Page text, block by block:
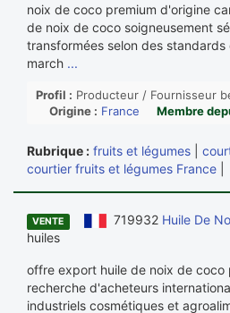
noix de coco premium d'origine
de noix de coco soigneusement
transformées selon des
march ...
Profil : Producteur / Fournisseur
Origine : France Membre
Rubrique : fruits et légumes
courtier fruits et légumes France
VENTE 719932 Huile De
huiles
offre export huile de noix de coco
recherche d'acheteurs
industriels cosmétiques et